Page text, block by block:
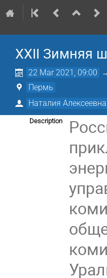
XXII Зимняя
22 Mar 2021, 09:00
Пермь
Наталия
Description